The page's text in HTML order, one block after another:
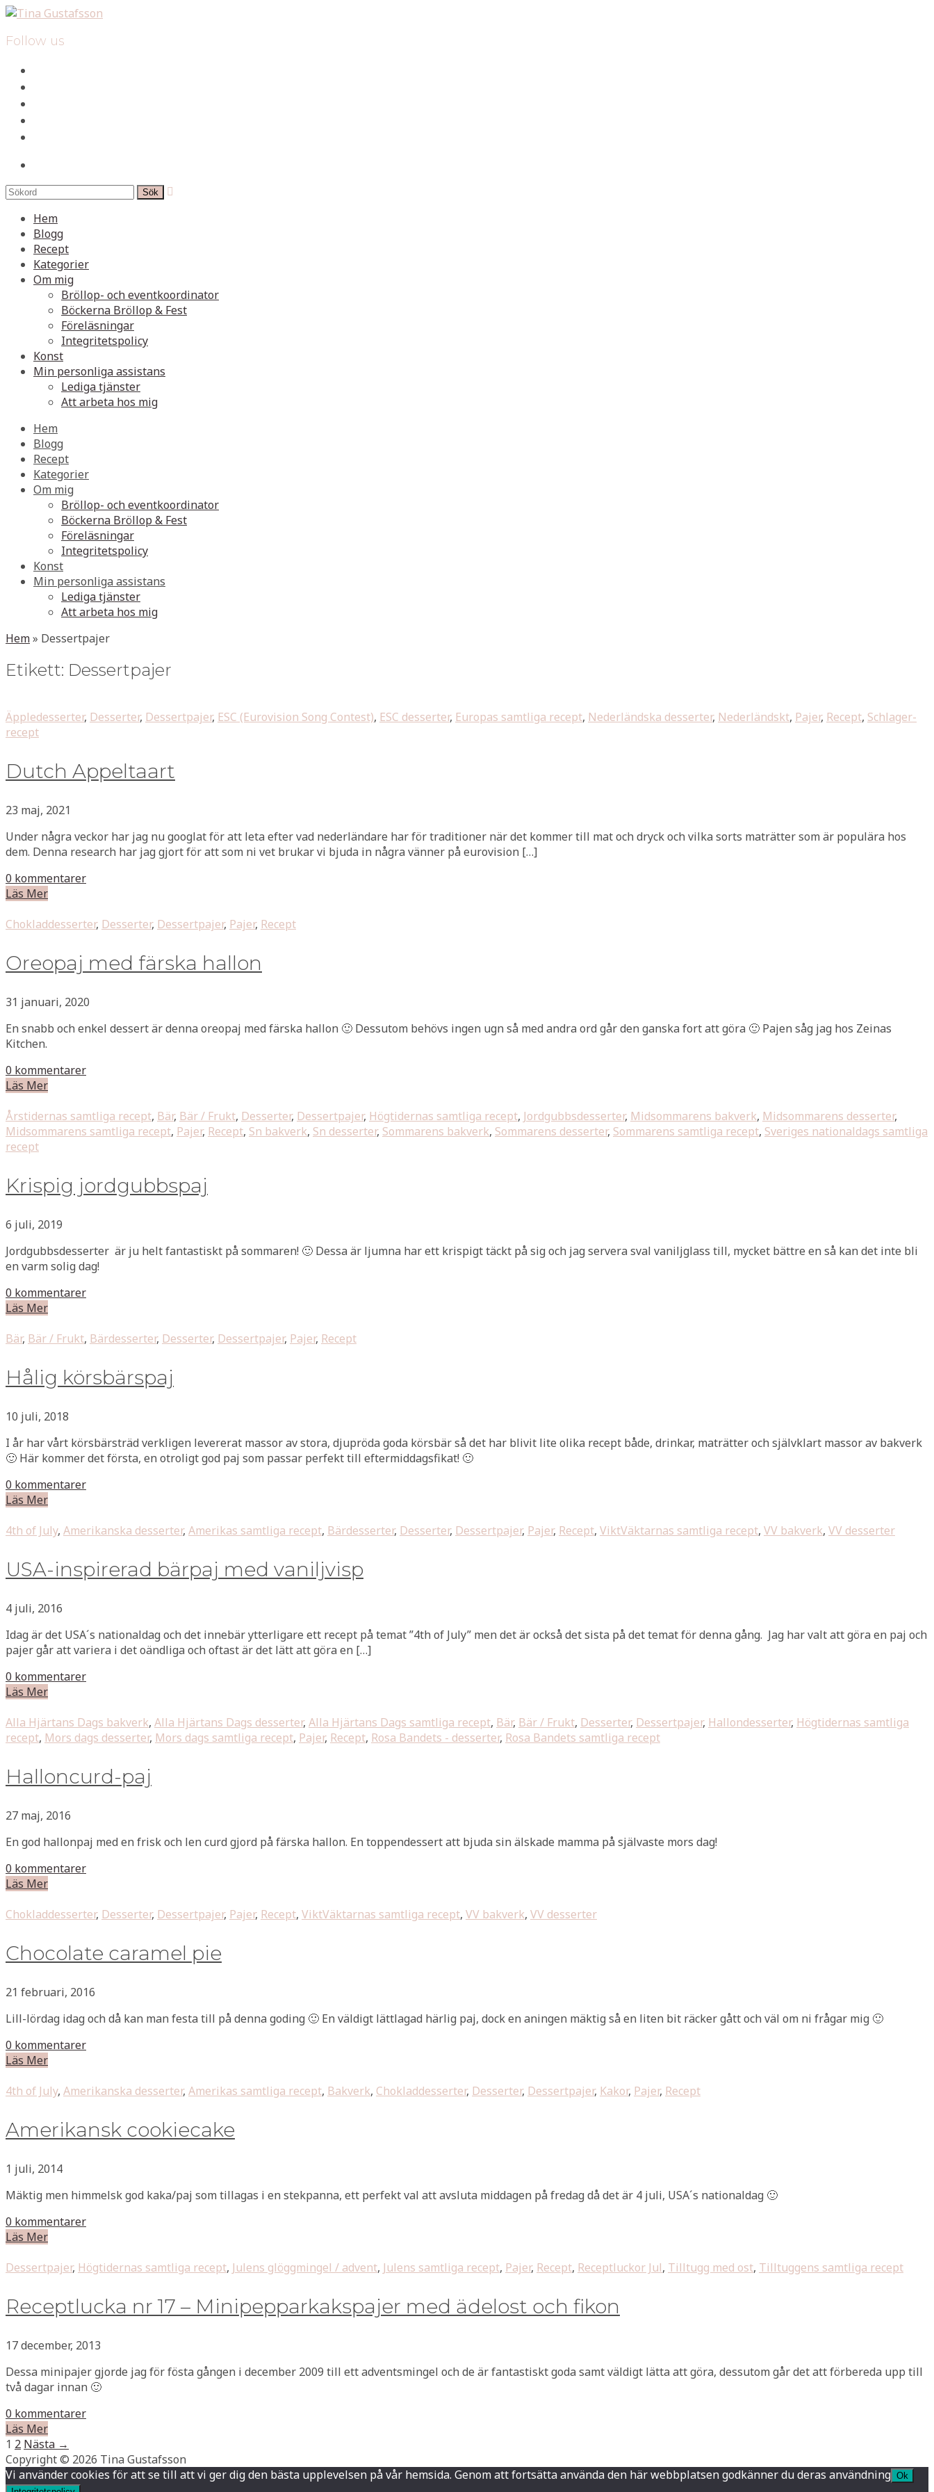
Follow us

Hem
Blogg
Recept
Kategorier
Om mig
Bröllop- och eventkoordinator
Böckerna Bröllop & Fest
Föreläsningar
Integritetspolicy
Konst
Min personliga assistans
Lediga tjänster
Att arbeta hos mig
Hem
Blogg
Recept
Kategorier
Om mig
Bröllop- och eventkoordinator
Böckerna Bröllop & Fest
Föreläsningar
Integritetspolicy
Konst
Min personliga assistans
Lediga tjänster
Att arbeta hos mig
Hem» Dessertpajer
Etikett: Dessertpajer
Äppledesserter, Desserter, Dessertpajer, ESC (Eurovision Song Contest), ESC desserter, Europas samtliga recept, Nederländska desserter, Nederländskt, Pajer, Recept, Schlager-
recept
Dutch Appeltaart
23 maj, 2021
Under några veckor har jag nu googlat för att leta efter vad nederländare har för traditioner när det kommer till mat och dryck och vilka sorts maträtter som är populära hos
dem. Denna research har jag gjort för att som ni vet brukar vi bjuda in några vänner på eurovision […]
0 kommentarer
Läs Mer
Chokladdesserter, Desserter, Dessertpajer, Pajer, Recept
Oreopaj med färska hallon
31 januari, 2020
En snabb och enkel dessert är denna oreopaj med färska hallon 🙂 Dessutom behövs ingen ugn så med andra ord går den ganska fort att göra 🙂 Pajen såg jag hos Zeinas
Kitchen.
0 kommentarer
Läs Mer
Årstidernas samtliga recept, Bär, Bär / Frukt, Desserter, Dessertpajer, Högtidernas samtliga recept, Jordgubbsdesserter, Midsommarens bakverk, Midsommarens desserter,
Midsommarens samtliga recept, Pajer, Recept, Sn bakverk, Sn desserter, Sommarens bakverk, Sommarens desserter, Sommarens samtliga recept, Sveriges nationaldags samtliga
recept
Krispig jordgubbspaj
6 juli, 2019
Jordgubbsdesserter är ju helt fantastiskt på sommaren! 🙂 Dessa är ljumna har ett krispigt täckt på sig och jag servera sval vaniljglass till, mycket bättre en så kan det inte bli
en varm solig dag!
0 kommentarer
Läs Mer
Bär, Bär / Frukt, Bärdesserter, Desserter, Dessertpajer, Pajer, Recept
Hålig körsbärspaj
10 juli, 2018
I år har vårt körsbärsträd verkligen levererat massor av stora, djupröda goda körsbär så det har blivit lite olika recept både, drinkar, maträtter och självklart massor av bakverk
🙂 Här kommer det första, en otroligt god paj som passar perfekt till eftermiddagsfikat! 🙂
0 kommentarer
Läs Mer
4th of July, Amerikanska desserter, Amerikas samtliga recept, Bärdesserter, Desserter, Dessertpajer, Pajer, Recept, ViktVäktarnas samtliga recept, VV bakverk, VV desserter
USA-inspirerad bärpaj med vaniljvisp
4 juli, 2016
Idag är det USA´s nationaldag och det innebär ytterligare ett recept på temat ”4th of July” men det är också det sista på det temat för denna gång. Jag har valt att göra en paj och
pajer går att variera i det oändliga och oftast är det lätt att göra en […]
0 kommentarer
Läs Mer
Alla Hjärtans Dags bakverk, Alla Hjärtans Dags desserter, Alla Hjärtans Dags samtliga recept, Bär, Bär / Frukt, Desserter, Dessertpajer, Hallondesserter, Högtidernas samtliga
recept, Mors dags desserter, Mors dags samtliga recept, Pajer, Recept, Rosa Bandets - desserter, Rosa Bandets samtliga recept
Halloncurd-paj
27 maj, 2016
En god hallonpaj med en frisk och len curd gjord på färska hallon. En toppendessert att bjuda sin älskade mamma på självaste mors dag!
0 kommentarer
Läs Mer
Chokladdesserter, Desserter, Dessertpajer, Pajer, Recept, ViktVäktarnas samtliga recept, VV bakverk, VV desserter
Chocolate caramel pie
21 februari, 2016
Lill-lördag idag och då kan man festa till på denna goding 🙂 En väldigt lättlagad härlig paj, dock en aningen mäktig så en liten bit räcker gått och väl om ni frågar mig 🙂
0 kommentarer
Läs Mer
4th of July, Amerikanska desserter, Amerikas samtliga recept, Bakverk, Chokladdesserter, Desserter, Dessertpajer, Kakor, Pajer, Recept
Amerikansk cookiecake
1 juli, 2014
Mäktig men himmelsk god kaka/paj som tillagas i en stekpanna, ett perfekt val att avsluta middagen på fredag då det är 4 juli, USA´s nationaldag 🙂
0 kommentarer
Läs Mer
Dessertpajer, Högtidernas samtliga recept, Julens glöggmingel / advent, Julens samtliga recept, Pajer, Recept, Receptluckor Jul, Tilltugg med ost, Tilltuggens samtliga recept
Receptlucka nr 17 – Minipepparkakspajer med ädelost och fikon
17 december, 2013
Dessa minipajer gjorde jag för fösta gången i december 2009 till ett adventsmingel och de är fantastiskt goda samt väldigt lätta att göra, dessutom går det att förbereda upp till
två dagar innan 🙂
0 kommentarer
Läs Mer
1 2 Nästa →
Copyright © 2026 Tina Gustafsson
Vi använder cookies för att se till att vi ger dig den bästa upplevelsen på vår hemsida. Genom att fortsätta använda den här webbplatsen godkänner du deras användning Ok